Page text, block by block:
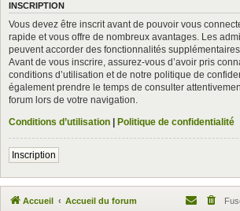
INSCRIPTION
Vous devez être inscrit avant de pouvoir vous
rapide et vous offre de nombreux avantages. Les
peuvent accorder des fonctionnalités
Avant de vous inscrire, assurez-vous d’avoir pris
conditions d’utilisation et de notre politique de
également prendre le temps de consulter
forum lors de votre navigation.
Conditions d’utilisation | Politique de confidentialité
Inscription
Accueil Accueil du forum